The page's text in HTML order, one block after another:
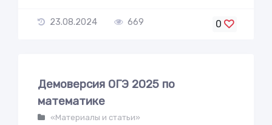
23.08.2024 669 0
Демоверсия ОГЭ 2025 по
математике
«Материалы и статьи»